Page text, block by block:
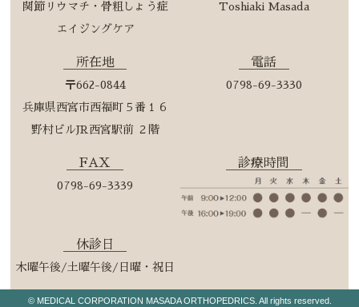
関節リウマチ・骨粗しょう症
エイジングケア
Toshiaki Masada
所在地
〒662-0844
兵庫県西宮市西福町５番１６
野村ビルJR西宮駅前 ２階
電話
0798-69-3330
FAX
0798-69-3339
診療時間
休診日
木曜午後/土曜午後/日曜・祝日
© MEDICAL CORPORATION MASADA ORTHOPEDRICS. All rights reserved.